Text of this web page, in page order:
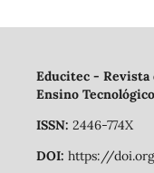
Educitec - Revista
Ensino Tecnológico
ISSN: 2446-774X
DOI: https://